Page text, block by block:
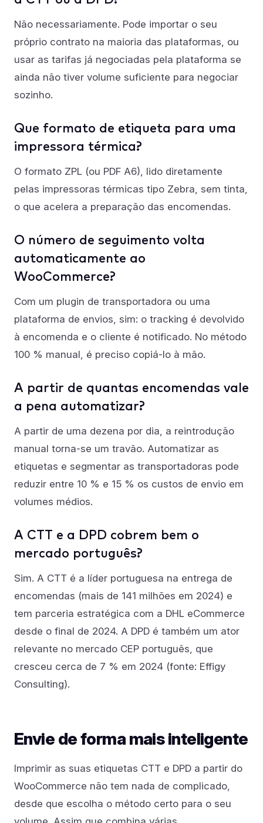
Não necessariamente. Pode importar o seu
próprio contrato na maioria das plataformas, ou
usar as tarifas já negociadas pela plataforma se
ainda não tiver volume suficiente para negociar
sozinho.
Que formato de etiqueta para uma
impressora térmica?
O formato ZPL (ou PDF A6), lido diretamente
pelas impressoras térmicas tipo Zebra, sem tinta,
o que acelera a preparação das encomendas.
O número de seguimento volta
automaticamente ao
WooCommerce?
Com um plugin de transportadora ou uma
plataforma de envios, sim: o tracking é devolvido
à encomenda e o cliente é notificado. No método
100 % manual, é preciso copiá-lo à mão.
A partir de quantas encomendas vale
a pena automatizar?
A partir de uma dezena por dia, a reintrodução
manual torna-se um travão. Automatizar as
etiquetas e segmentar as transportadoras pode
reduzir entre 10 % e 15 % os custos de envio em
volumes médios.
A CTT e a DPD cobrem bem o
mercado português?
Sim. A CTT é a líder portuguesa na entrega de
encomendas (mais de 141 milhões em 2024) e
tem parceria estratégica com a DHL eCommerce
desde o final de 2024. A DPD é também um ator
relevante no mercado CEP português, que
cresceu cerca de 7 % em 2024 (fonte: Effigy
Consulting).
Envie de forma mais inteligente
Imprimir as suas etiquetas CTT e DPD a partir do
WooCommerce não tem nada de complicado,
desde que escolha o método certo para o seu